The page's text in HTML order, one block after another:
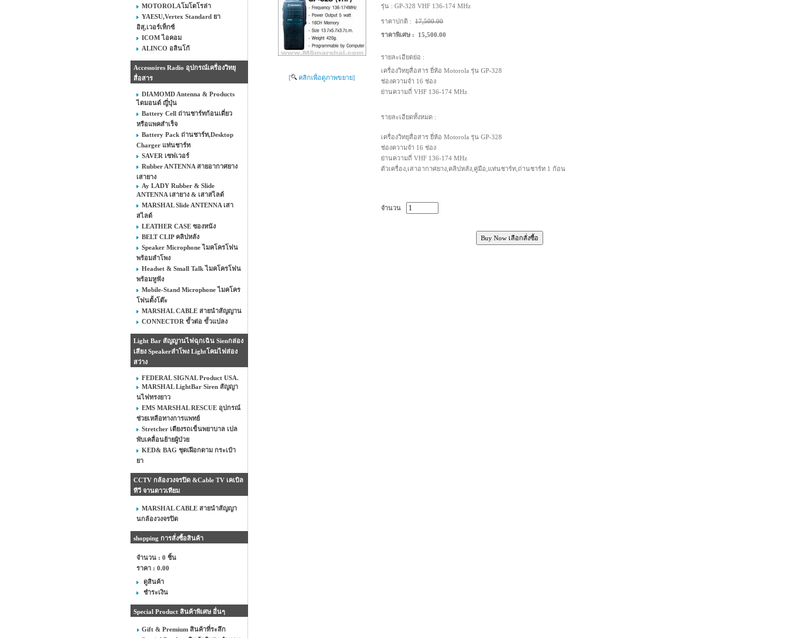
MOTOROLAโมโตโรล่า
YAESU,Vertex Standard ยา
อิสุ,เวอร์เท็กซ์
ICOM ไอคอม
ALINCO อลินโก้
Accessoires Radio อุปกรณ์เครื่องวิทยุ
สื่อสาร
DIAMOMD Antenna & Products
ไดมอนด์ ญี่ปุ่น
Battery Cell ถ่านชาร์ทก้อนเดี่ยว
หรือแพคสำเร็จ
Battery Pack ถ่านชาร์ท,Desktop
Charger แท่นชาร์ท
SAVER เซฟเวอร์
Rubber ANTENNA สายอากาศยาง
เสายาง
Ay LADY Rubber & Slide
ANTENNA เสายาง & เสาสไลด์
MARSHAL Slide ANTENNA เสา
สไลด์
LEATHER CASE ซองหนัง
BELT CLIP คลิปหลัง
Speaker Microphone ไมคโครโฟน
พร้อมลำโพง
Headset & Small Talk ไมคโครโฟน
พร้อมหูฟัง
Mobile-Stand Microphone ไมคโคร
โฟนตั้งโต๊ะ
MARSHAL CABLE สายนำสัญญาน
CONNECTOR ขั้วต่อ ขั้วแปลง
Light Bar สัญญานไฟฉุกเฉิน Sienกล่อง
เสียง Speakerลำโพง Lightโคมไฟส่อง
สว่าง
FEDERAL SIGNAL Product USA.
MARSHAL LightBar Siren สัญญา
นไฟทรงยาว
EMS MARSHAL RESCUE อุปกรณ์
ช่วยเหลือทางการแพทย์
Stretcher เตียงรถเข็นพยาบาล เปล
พับเคลื่อนย้ายผู้ป่วย
KED& BAG ชุดเฝือกดาม กระเป๋า
ยา
CCTV กล้องวงจรปิด &Cable TV เคเบิล
ทีวี จานดาวเทียม
MARSHAL CABLE สายนำสัญญา
นกล้องวงจรปิด
shopping การสั่งซื้อสินค้า
จำนวน : 0 ชิ้น
ราคา : 0.00
ดูสินค้า
ชำระเงิน
Special Product สินค้าพิเศษ อื่นๆ
Gift & Premium สินค้าที่ระลึก
[ คลิกเพื่อดูภาพขยาย]
รุ่น : GP-328 VHF 136-174 MHz
ราคาปกติ : 17,500.00
ราคาพิเศษ :
15,500.00
รายละเอียดย่อ :
เครื่องวิทยุสื่อสาร ยี่ห้อ Motorola รุ่น GP-328
ช่องความจำ 16 ช่อง
ย่านความถี่ VHF 136-174 MHz
รายละเอียดทั้งหมด :
เครื่องวิทยุสื่อสาร ยี่ห้อ Motorola รุ่น GP-328
ช่องความจำ 16 ช่อง
ย่านความถี่ VHF 136-174 MHz
ตัวเครื่อง,เสาอากาศยาง,คลิปหลัง,คู่มือ,แท่นชาร์ท,ถ่านชาร์ท 1 ก้อน
จำนวน